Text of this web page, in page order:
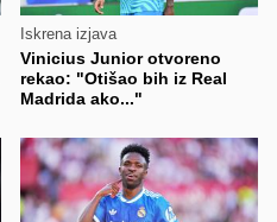
Iskrena izjava
Vinicius Junior otvoreno
rekao: "Otišao bih iz Real
Madrida ako..."